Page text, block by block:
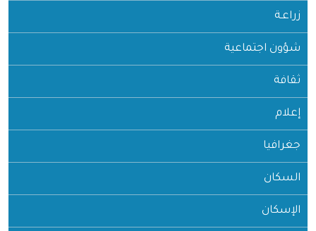
زراعـة
شؤون اجتماعية
ثقافة
إعلام
جغرافيا
السكان
الإسكان